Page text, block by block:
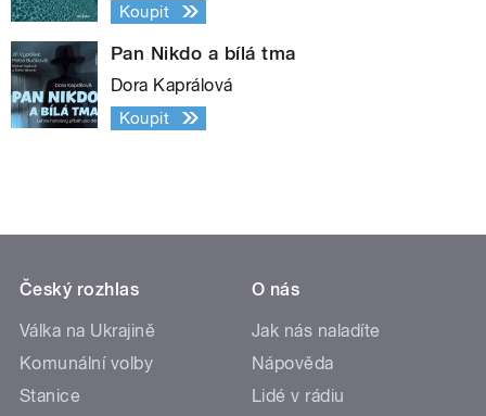
Koupit
Pan Nikdo a bílá tma
Dora Kaprálová
Koupit
Český rozhlas
Válka na Ukrajině
Komunální volby
Stanice
O nás
Jak nás naladíte
Nápověda
Lidé v rádiu